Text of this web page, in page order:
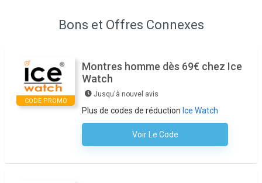
Bons et Offres Connexes
CODE PROMO
Montres homme dès 69€ chez Ice
Watch
Jusqu'à nouvel avis
Plus de codes de réduction Ice Watch
Voir Le Code
Aucun Code N'est Nécessaire